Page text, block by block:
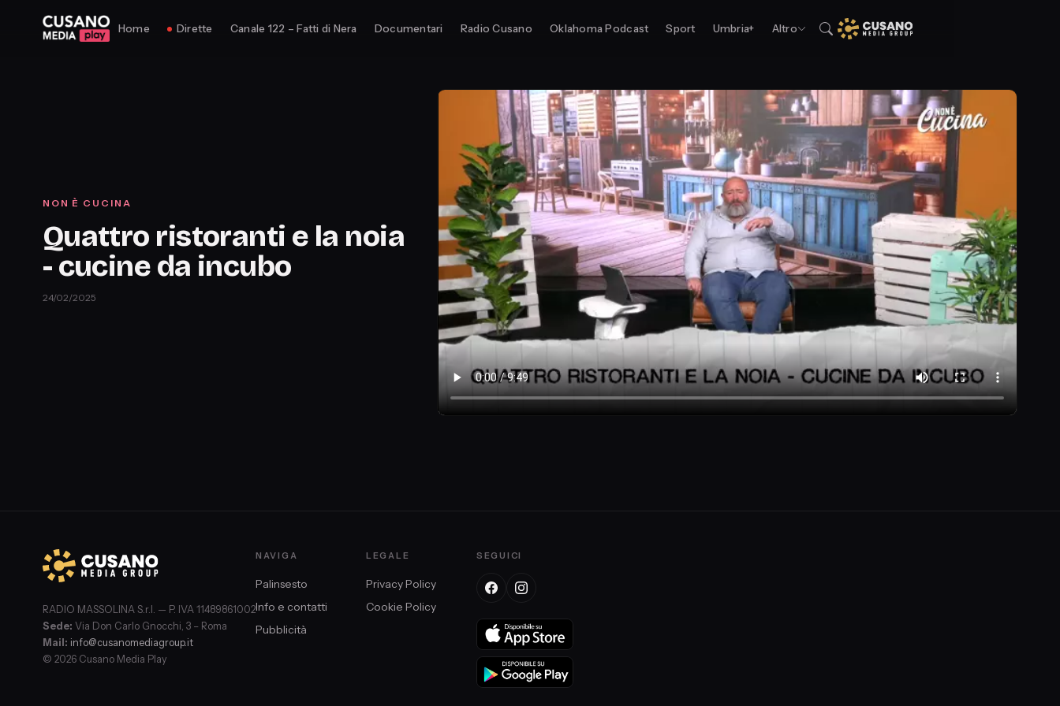
Home Dirette Canale 122 – Fatti di Nera Documentari Radio Cusano Oklahoma Podcast Sport Umbria+ Altro
NON È CUCINA
Quattro ristoranti e la noia
- cucine da incubo
24/02/2025
RADIO MASSOLINA S.r.l. — P. IVA 11489861002
Sede: Via Don Carlo Gnocchi, 3 – Roma
Mail: info@cusanomediagroup.it
© 2026 Cusano Media Play
NAVIGA
Palinsesto
Info e contatti
Pubblicità
LEGALE
Privacy Policy
Cookie Policy
SEGUICI